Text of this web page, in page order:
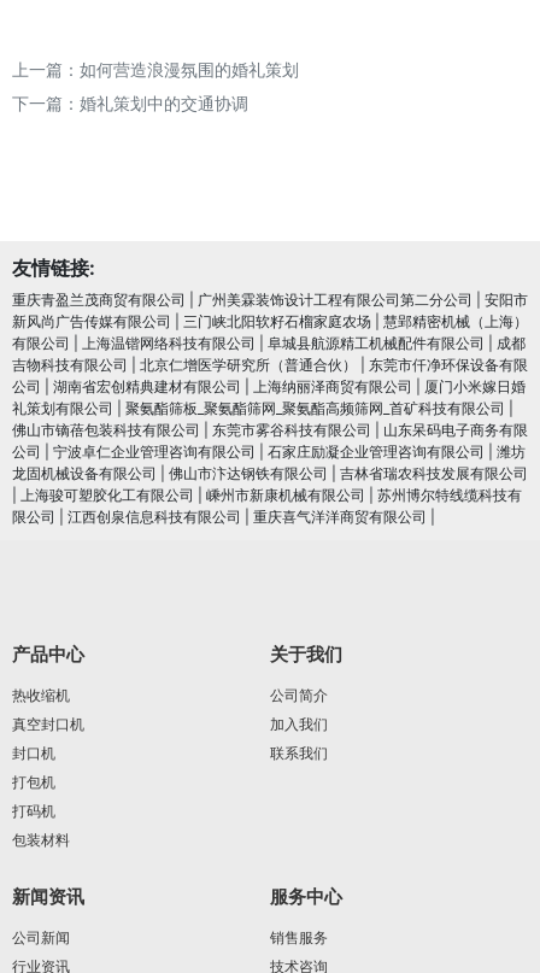
上一篇： 如何营造浪漫氛围的婚礼策划
下一篇： 婚礼策划中的交通协调
友情链接:
重庆青盈兰茂商贸有限公司 广州美霖装饰设计工程有限公司第二分公司
安阳市
新风尚广告传媒有限公司
三门峡北阳软籽石榴家庭农场
慧郢精密机械（上海）
有限公司
上海温锴网络科技有限公司 阜城县航源精工机械配件有限公司
成都
吉物科技有限公司
北京仁增医学研究所（普通合伙）
东莞市仟净环保设备有限
公司
湖南省宏创精典建材有限公司 上海纳丽泽商贸有限公司
厦门小米嫁日婚
礼策划有限公司
聚氨酯筛板_聚氨酯筛网_聚氨酯高频筛网_首矿科技有限公司
佛山市镝蓓包装科技有限公司
东莞市雾谷科技有限公司
山东呆码电子商务有限
公司
宁波卓仁企业管理咨询有限公司 石家庄励凝企业管理咨询有限公司
潍坊
龙固机械设备有限公司
佛山市汴达钢铁有限公司
吉林省瑞农科技发展有限公司
上海骏可塑胶化工有限公司 嵊州市新康机械有限公司
苏州博尔特线缆科技有
限公司
江西创泉信息科技有限公司 重庆喜气洋洋商贸有限公司
产品中心
热收缩机
真空封口机
封口机
打包机
打码机
包装材料
关于我们
公司简介
加入我们
联系我们
新闻资讯
公司新闻
行业资讯
服务中心
销售服务
技术咨询